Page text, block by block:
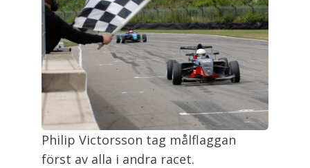
Philip Victorsson tag målflaggan
först av alla i andra racet.